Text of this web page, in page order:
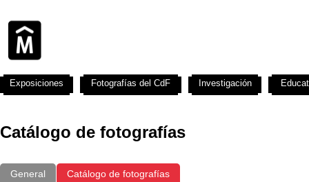
Catálogo de fotografías
General Catálogo de fotografías
Exposiciones Fotografías del CdF Investigación